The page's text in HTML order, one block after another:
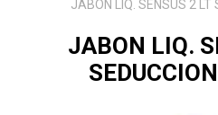
JABON LIQ. SENSUS 2 LT
JABON LIQ.